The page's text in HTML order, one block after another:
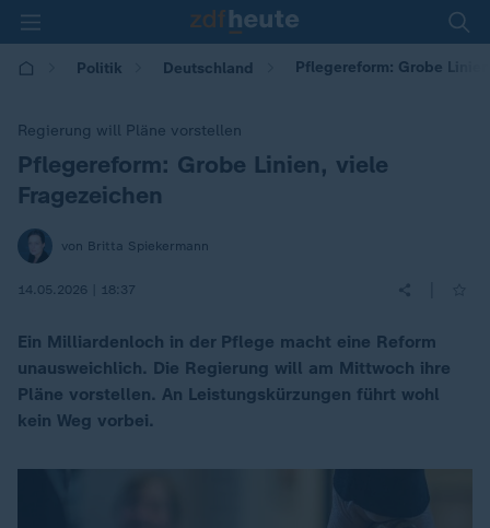
Politik Deutschland Pflegereform: Grobe
Regierung will Pläne vorstellen
:Pflegereform: Grobe Linien, viele
Fragezeichen
von Britta Spiekermann
14.05.2026 | 18:37
Ein Milliardenloch in der Pflege macht eine Reform
unausweichlich. Die Regierung will am Mittwoch ihre
Pläne vorstellen. An Leistungskürzungen führt wohl
kein Weg vorbei.